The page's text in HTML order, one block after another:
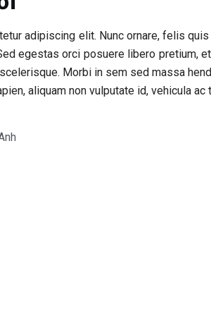
adipiscing elit. Nunc ornare, felis
egestas orci posuere libero pretium,
Morbi in sem sed massa
aliquam non vulputate id, vehicula